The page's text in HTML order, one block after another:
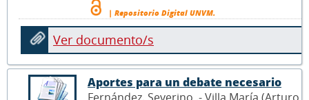
| Repositorio Digital UNVM.
Ver documento/s
Aportes para un debate necesario